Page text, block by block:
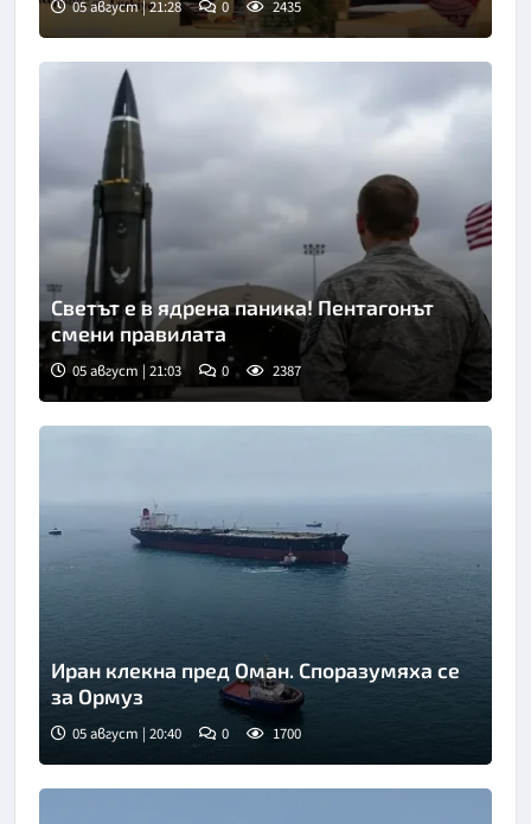
05 август | 21:28 0 2435
Светът е в ядрена паника! Пентагонът
смени правилата
05 август | 21:03 0 2387
Иран клекна пред Оман. Споразумяха се
за Ормуз
05 август | 20:40 0 1700